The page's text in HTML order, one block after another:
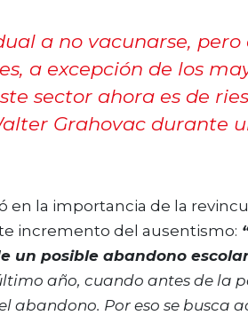
a no vacunarse,
a excepción de los
sector ahora es de
Grahovac durante
en la importancia de la
incremento del ausentismo:
un posible abandono
año, cuando antes de la
abandono. Por eso se busca